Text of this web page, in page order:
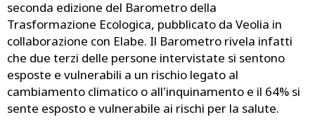
seconda edizione del Barometro della
Trasformazione Ecologica, pubblicato da Veolia in
collaborazione con Elabe. Il Barometro rivela infatti
che due terzi delle persone intervistate si sentono
esposte e vulnerabili a un rischio legato al
cambiamento climatico o all'inquinamento e il 64% si
sente esposto e vulnerabile ai rischi per la salute.